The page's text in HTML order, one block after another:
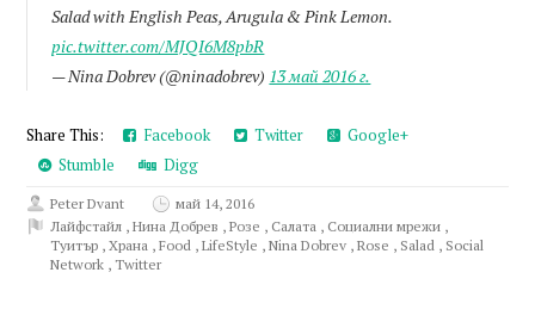
Salad with English Peas, Arugula & Pink Lemon.
pic.twitter.com/MJQI6M8pbR
— Nina Dobrev (@ninadobrev) 13 май 2016 г.
Share This: Facebook Twitter
Google+
Stumble
Digg
Peter Dvant
май 14, 2016
Лайфстайл ,Нина Добрев ,Розе , Салата , Социални мрежи ,
Туитър ,Храна ,Food ,LifeStyle ,Nina Dobrev ,Rose , Salad , Social
Network ,Twitter